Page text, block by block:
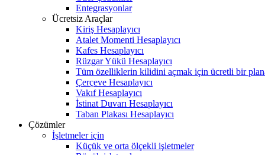
Entegrasyonlar
Ücretsiz Araçlar
Kiriş Hesaplayıcı
Atalet Momenti Hesaplayıcı
Kafes Hesaplayıcı
Rüzgar Yükü Hesaplayıcı
Tüm özelliklerin kilidini açmak için ücretli bir
Çerçeve Hesaplayıcı
Vakıf Hesaplayıcı
İstinat Duvarı Hesaplayıcı
Taban Plakası Hesaplayıcı
Çözümler
İşletmeler için
Küçük ve orta ölçekli işletmeler